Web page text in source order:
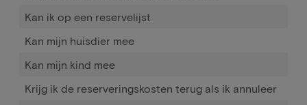
Kan ik op een reservelijst
Kan mijn huisdier mee
Kan mijn kind mee
Krijg ik de reserveringskosten terug als ik annuleer